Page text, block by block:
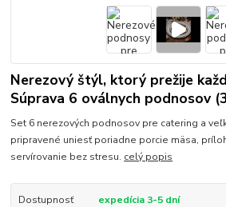
Nerezový štýl, ktorý prežije
Súprava 6 oválnych podnosov
Set 6 nerezových podnosov pre catering a
pripravené uniesť poriadne porcie mäsa,
servírovanie bez stresu. celý popis
Dostupnosť expedícia 3-5 dní